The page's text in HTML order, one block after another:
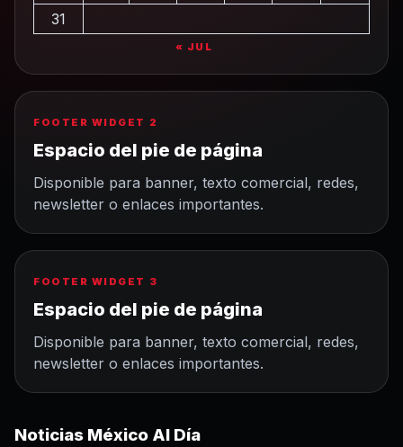
31
« JUL
FOOTER WIDGET 2
Espacio del pie de página
Disponible para banner, texto comercial, redes,
newsletter o enlaces importantes.
FOOTER WIDGET 3
Espacio del pie de página
Disponible para banner, texto comercial, redes,
newsletter o enlaces importantes.
Noticias México Al Día